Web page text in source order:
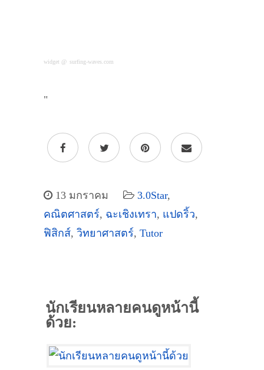
widget @ surfing-waves.com
"
13 มกราคม 3.0Star,
คณิตศาสตร์, ฉะเชิงเทรา, แปดริ้ว,
ฟิสิกส์, วิทยาศาสตร์, Tutor
นักเรียนหลายคนดูหน้านี้
ด้วย: